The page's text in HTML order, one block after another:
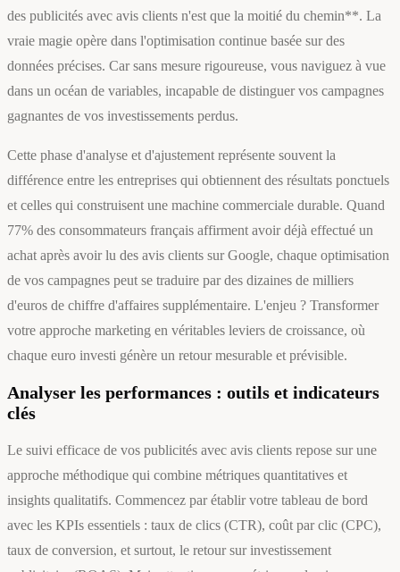
des publicités avec avis clients n'est que la moitié du chemin**. La
vraie magie opère dans l'optimisation continue basée sur des
données précises. Car sans mesure rigoureuse, vous naviguez à vue
dans un océan de variables, incapable de distinguer vos campagnes
gagnantes de vos investissements perdus.
Cette phase d'analyse et d'ajustement représente souvent la
différence entre les entreprises qui obtiennent des résultats ponctuels
et celles qui construisent une machine commerciale durable. Quand
77% des consommateurs français affirment avoir déjà effectué un
achat après avoir lu des avis clients sur Google, chaque optimisation
de vos campagnes peut se traduire par des dizaines de milliers
d'euros de chiffre d'affaires supplémentaire. L'enjeu ? Transformer
votre approche marketing en véritables leviers de croissance, où
chaque euro investi génère un retour mesurable et prévisible.
Analyser les performances : outils et indicateurs
clés
Le suivi efficace de vos publicités avec avis clients repose sur une
approche méthodique qui combine métriques quantitatives et
insights qualitatifs. Commencez par établir votre tableau de bord
avec les KPIs essentiels : taux de clics (CTR), coût par clic (CPC),
taux de conversion, et surtout, le retour sur investissement